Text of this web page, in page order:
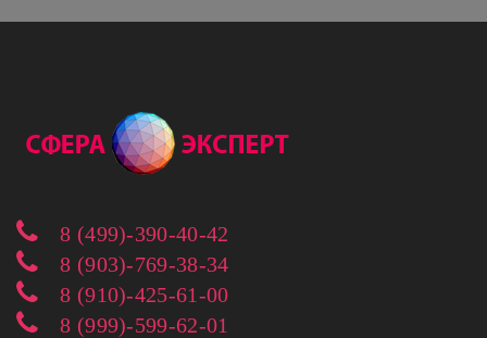
8 (499)-390-40-42
8 (903)-769-38-34
8 (910)-425-61-00
8 (999)-599-62-01